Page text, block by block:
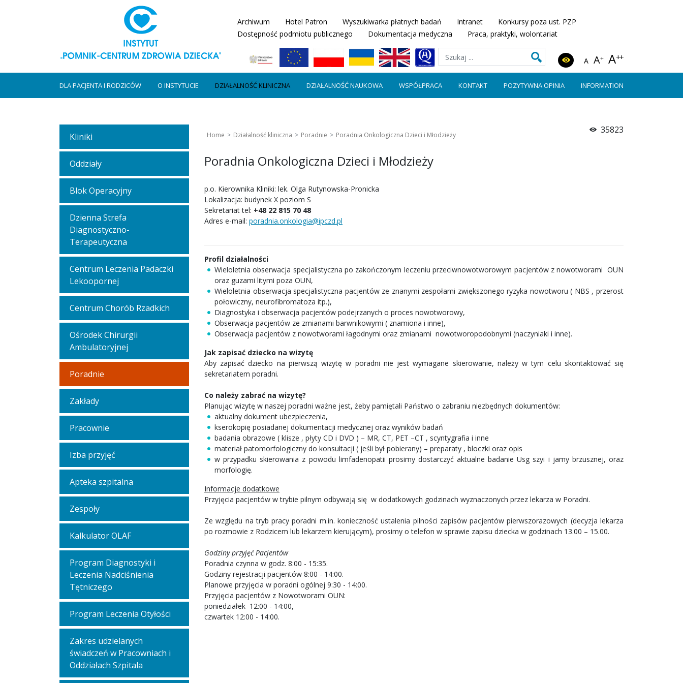
Archiwum Hotel Patron Wyszukiwarka płatnych badań Intranet
Konkursy poza ust. PZP
Dostępność podmiotu publicznego
Dokumentacja medyczna Praca, praktyki, wolontariat
A A+ A++
DLA PACJENTA I RODZICÓW O INSTYTUCIE DZIAŁALNOŚĆ KLINICZNA DZIAŁALNOŚĆ NAUKOWA WSPÓŁPRACA KONTAKT POZYTYWNA OPINIA INFORMATION
Kliniki
Oddziały
Blok Operacyjny
Dzienna Strefa
Diagnostyczno-
Terapeutyczna
Centrum Leczenia Padaczki
Lekoopornej
Centrum Chorób Rzadkich
Ośrodek Chirurgii
Ambulatoryjnej
Poradnie
Zakłady
Pracownie
Izba przyjęć
Apteka szpitalna
Zespoły
Kalkulator OLAF
Program Diagnostyki i
Leczenia Nadciśnienia
Tętniczego
Program Leczenia Otyłości
Zakres udzielanych
świadczeń w Pracowniach i
Oddziałach Szpitala
Home Działalność kliniczna Poradnie Poradnia Onkologiczna Dzieci i Młodzieży 35823
Poradnia Onkologiczna Dzieci i Młodzieży
p.o. Kierownika Kliniki: lek. Olga Rutynowska-Pronicka
Lokalizacja: budynek X poziom S
Sekretariat tel: +48 22 815 70 48
Adres e-mail: poradnia.onkologia@ipczd.pl
Profil działalności
Wieloletnia obserwacja specjalistyczna po zakończonym leczeniu przeciwnowotworowym pacjentów z nowotworami OUN
oraz guzami litymi poza OUN,
Wieloletnia obserwacja specjalistyczna pacjentów ze znanymi zespołami zwiększonego ryzyka nowotworu ( NBS , przerost
połowiczny, neurofibromatoza itp.),
Diagnostyka i obserwacja pacjentów podejrzanych o proces nowotworowy,
Obserwacja pacjentów ze zmianami barwnikowymi ( znamiona i inne),
Obserwacja pacjentów z nowotworami łagodnymi oraz zmianami nowotworopodobnymi (naczyniaki i inne).
Jak zapisać dziecko na wizytę
Aby zapisać dziecko na pierwszą wizytę w poradni nie jest wymagane skierowanie, należy w tym celu skontaktować się
sekretariatem poradni.
Co należy zabrać na wizytę?
Planując wizytę w naszej poradni ważne jest, żeby pamiętali Państwo o zabraniu niezbędnych dokumentów:
aktualny dokument ubezpieczenia,
kserokopię posiadanej dokumentacji medycznej oraz wyników badań
badania obrazowe ( klisze , płyty CD i DVD ) – MR, CT, PET –CT , scyntygrafia i inne
materiał patomorfologiczny do konsultacji ( jeśli był pobierany) – preparaty , bloczki oraz opis
w przypadku skierowania z powodu limfadenopatii prosimy dostarczyć aktualne badanie Usg szyi i jamy brzusznej, oraz
morfologię.
Informacje dodatkowe
Przyjęcia pacjentów w trybie pilnym odbywają się w dodatkowych godzinach wyznaczonych przez lekarza w Poradni.
Ze względu na tryb pracy poradni m.in. konieczność ustalenia pilności zapisów pacjentów pierwszorazowych (decyzja lekarza
po rozmowie z Rodzicem lub lekarzem kierującym), prosimy o telefon w sprawie zapisu dziecka w godzinach 13.00 – 15.00.
Godziny przyjęć Pacjentów
Poradnia czynna w godz. 8:00 - 15:35.
Godziny rejestracji pacjentów 8:00 - 14:00.
Planowe przyjęcia w poradni ogólnej 9:30 - 14:00.
Przyjęcia pacjentów z Nowotworami OUN:
poniedziałek 12:00 - 14:00,
czwartek 12:00 - 14:00.